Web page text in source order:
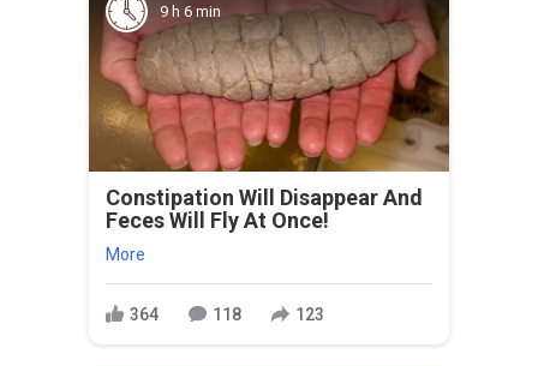
9 h 6 min
Constipation Will Disappear And
Feces Will Fly At Once!
More
364 118 123